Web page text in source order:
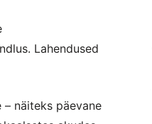
Lahendused
näiteks päevane